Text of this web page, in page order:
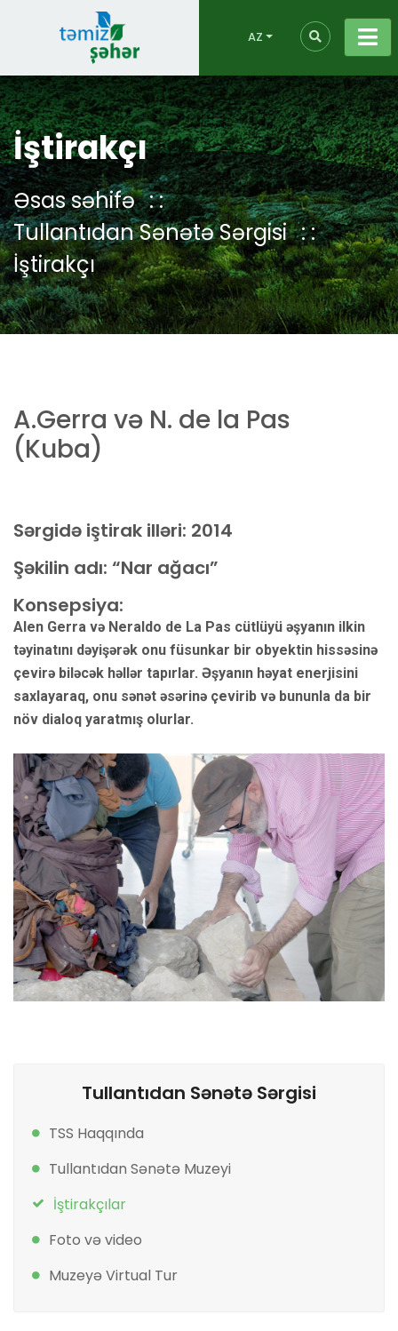
AZ
İştirakçı
Əsas səhifə
Tullantıdan Sənətə Sərgisi
İştirakçı
A.Gerra və N. de la Pas
(Kuba)
Sərgidə iştirak illəri: 2014
Şəkilin adı: “Nar ağacı”
Konsepsiya:
Alen Gerra və Neraldo de La Pas cütlüyü əşyanın ilkin
təyinatını dəyişərək onu füsunkar bir obyektin hissəsinə
çevirə biləcək həllər tapırlar. Əşyanın həyat enerjisini
saxlayaraq, onu sənət əsərinə çevirib və bununla da bir
növ dialoq yaratmış olurlar.
Tullantıdan Sənətə Sərgisi
TSS Haqqında
Tullantıdan Sənətə Muzeyi
İştirakçılar
Foto və video
Muzeyə Virtual Tur